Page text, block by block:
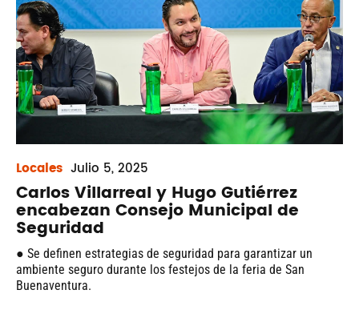
Locales Julio 5, 2025
Carlos Villarreal y Hugo Gutiérrez
encabezan Consejo Municipal de
Seguridad
● Se definen estrategias de seguridad para garantizar un
ambiente seguro durante los festejos de la feria de San
Buenaventura.